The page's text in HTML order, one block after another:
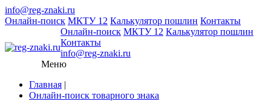
info@reg-znaki.ru
Онлайн-поиск МКТУ 12 Калькулятор пошлин Контакты
Онлайн-поиск МКТУ 12 Калькулятор пошлин
Контакты
info@reg-znaki.ru
Меню
Главная |
Онлайн-поиск товарного знака